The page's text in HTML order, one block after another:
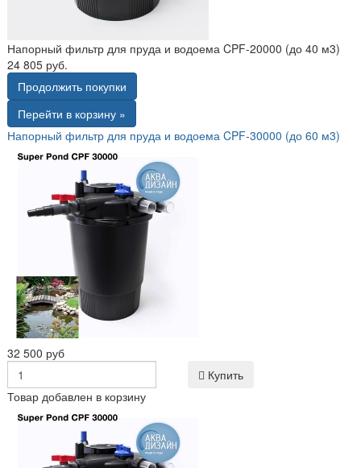
Напорный фильтр для пруда и водоема CPF-20000 (до 40 м3)
24 805 руб.
Продолжить покупки
Перейти в корзину »
Напорный фильтр для пруда и водоема CPF-30000 (до 60 м3)
32 500 руб
Купить
Товар добавлен в корзину